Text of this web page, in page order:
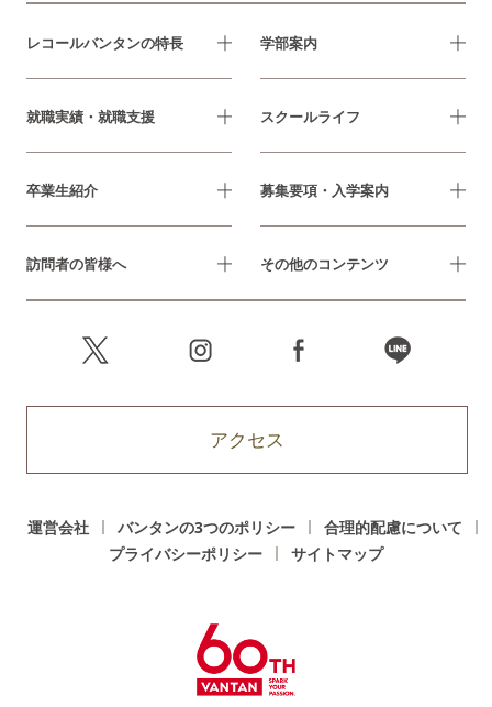
レコールバンタンの特長 学部案内
就職実績・就職支援 スクールライフ
卒業生紹介 募集要項・入学案内
訪問者の皆様へ その他のコンテンツ
アクセス
運営会社 バンタンの3つのポリシー
合理的配慮について
プライバシーポリシー
サイトマップ